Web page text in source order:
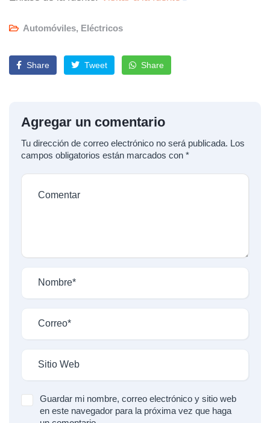
Automóviles, Eléctricos
Share Tweet Share
Agregar un comentario
Tu dirección de correo electrónico no será publicada. Los
campos obligatorios están marcados con *
Guardar mi nombre, correo electrónico y sitio web
en este navegador para la próxima vez que haga